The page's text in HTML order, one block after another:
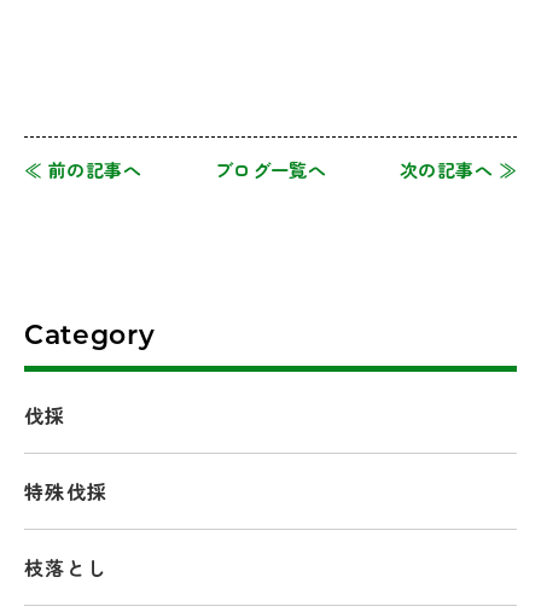
≪ 前の記事へ ブログ一覧へ 次の記事へ ≫
Category
伐採
特殊伐採
枝落とし